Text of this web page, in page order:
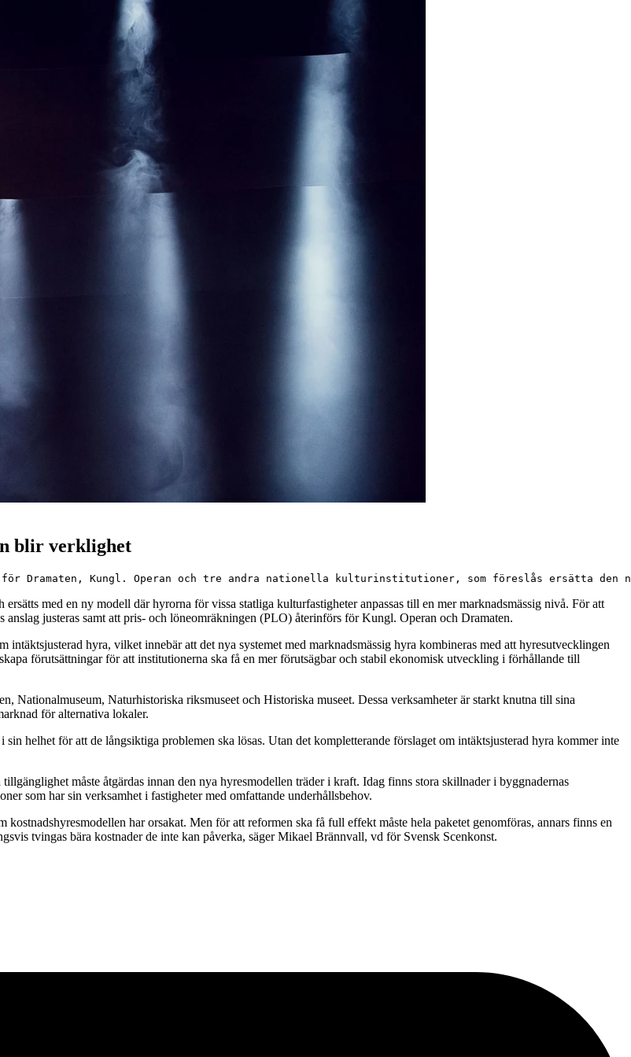
blir verklighet
Dramaten, Kungl. Operan och tre andra nationella kulturinstitutioner, som föreslås ersätta den
med en ny modell där hyrorna för vissa statliga kulturfastigheter anpassas till en mer marknadsmässig nivå. För att
justeras samt att pris- och löneomräkningen (PLO) återinförs för Kungl. Operan och Dramaten.
hyra, vilket innebär att det nya systemet med marknadsmässig hyra kombineras med att hyresutvecklingen
förutsättningar för att institutionerna ska få en mer förutsägbar och stabil ekonomisk utveckling i förhållande till
Nationalmuseum, Naturhistoriska riksmuseet och Historiska museet. Dessa verksamheter är starkt knutna till sina
för alternativa lokaler.
helhet för att de långsiktiga problemen ska lösas. Utan det kompletterande förslaget om intäktsjusterad hyra kommer inte
måste åtgärdas innan den nya hyresmodellen träder i kraft. Idag finns stora skillnader i byggnadernas
som har sin verksamhet i fastigheter med omfattande underhållsbehov.
har orsakat. Men för att reformen ska få full effekt måste hela paketet genomföras, annars finns en
tvingas bära kostnader de inte kan påverka, säger Mikael Brännvall, vd för Svensk Scenkonst.